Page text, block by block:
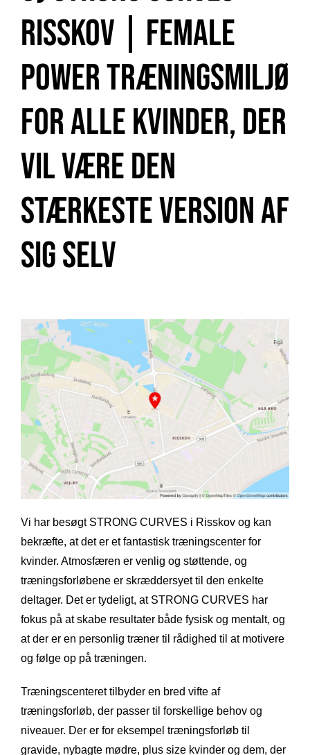
Risskov | Female
power træningsmiljø
for alle kvinder, der
vil være den
stærkeste version af
sig selv
Vi har besøgt STRONG CURVES i Risskov og kan
bekræfte, at det er et fantastisk træningscenter for
kvinder. Atmosfæren er venlig og støttende, og
træningsforløbene er skræddersyet til den enkelte
deltager. Det er tydeligt, at STRONG CURVES har
fokus på at skabe resultater både fysisk og mentalt, og
at der er en personlig træner til rådighed til at motivere
og følge op på træningen.
Træningscenteret tilbyder en bred vifte af
træningsforløb, der passer til forskellige behov og
niveauer. Der er for eksempel træningsforløb til
gravide, nybagte mødre, plus size kvinder og dem, der